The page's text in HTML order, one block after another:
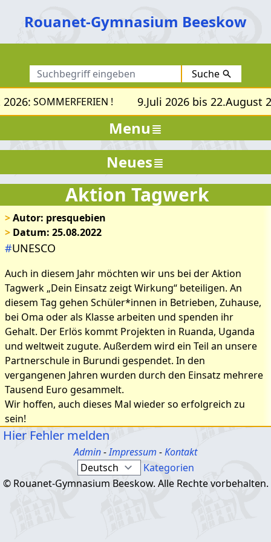
Rouanet-Gymnasium Beeskow
Suche
SOMMERFERIEN ! 9.Juli 2026 bis 22.August
Menu
Aktion Tagwerk
>Autor: presquebien
> Datum: 25.08.2022
#UNESCO
Auch in diesem Jahr möchten wir uns bei der Aktion
Tagwerk „Dein Einsatz zeigt Wirkung“ beteiligen. An
diesem Tag gehen Schüler*innen in Betrieben, Zuhause,
bei Oma oder als Klasse arbeiten und spenden ihr
Gehalt. Der Erlös kommt Projekten in Ruanda, Uganda
und weltweit zugute. Außerdem wird ein Teil an unsere
Partnerschule in Burundi gespendet. In den
vergangenen Jahren wurden durch den Einsatz mehrere
Tausend Euro gesammelt.
Wir hoffen, auch dieses Mal wieder so erfolgreich zu
sein!
Neues
Hier Fehler melden
Admin-Impressum -Kontakt
Kategorien
© Rouanet-Gymnasium Beeskow. Alle Rechte vorbehalten.